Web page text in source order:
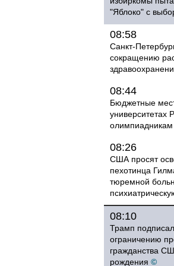
"Яблоко" с
08:58
Санкт-
сокращению
08:44
Бюджетные
университетах
олимпиадникам
08:26
США просят
пехотинца
тюремной
08:10
Трамп
ограничению
гражданства
рождения ©